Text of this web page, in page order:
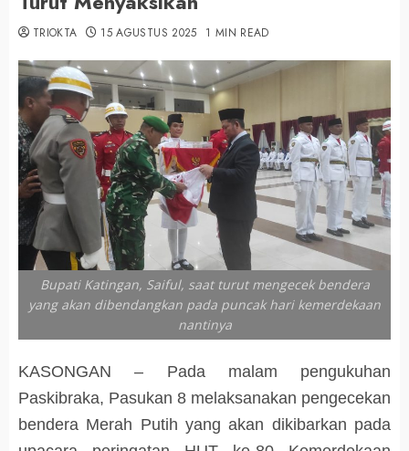
TRIOKTA 15 AGUSTUS 2025 1 MIN READ
Bupati Katingan, Saiful, saat turut mengecek bendera
yang akan dibendangkan pada puncak hari kemerdekaan
nantinya
KASONGAN – Pada malam pengukuhan
Paskibraka, Pasukan 8 melaksanakan pengecekan
bendera Merah Putih yang akan dikibarkan pada